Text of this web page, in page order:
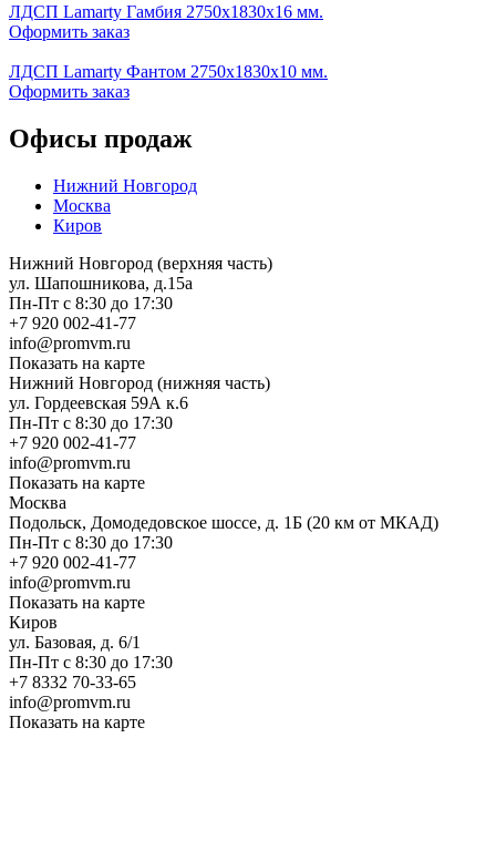
ЛДСП Lamarty Гамбия 2750х1830х16 мм.
Оформить заказ
ЛДСП Lamarty Фантом 2750х1830х10 мм.
Оформить заказ
Офисы продаж
Нижний Новгород
Москва
Киров
Нижний Новгород (верхняя часть)
ул. Шапошникова, д.15а
Пн-Пт с 8:30 до 17:30
+7 920 002-41-77
info@promvm.ru
Показать на карте
Нижний Новгород (нижняя часть)
ул. Гордеевская 59А к.6
Пн-Пт с 8:30 до 17:30
+7 920 002-41-77
info@promvm.ru
Показать на карте
Москва
Подольск, Домодедовское шоссе, д. 1Б (20 км от МКАД)
Пн-Пт с 8:30 до 17:30
+7 920 002-41-77
info@promvm.ru
Показать на карте
Киров
ул. Базовая, д. 6/1
Пн-Пт с 8:30 до 17:30
+7 8332 70-33-65
info@promvm.ru
Показать на карте